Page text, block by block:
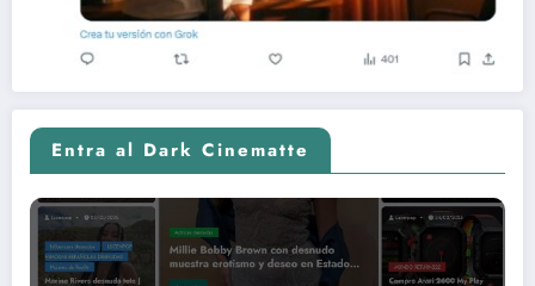
Entra al Dark Cinematte